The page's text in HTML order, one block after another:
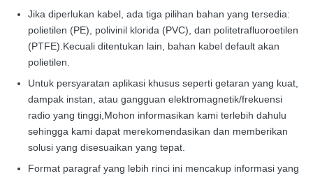
Jika diperlukan kabel, ada tiga pilihan bahan yang tersedia:
polietilen (PE), polivinil klorida (PVC), dan politetrafluoroetilen
(PTFE).Kecuali ditentukan lain, bahan kabel default akan
polietilen.
Untuk persyaratan aplikasi khusus seperti getaran yang kuat,
dampak instan, atau gangguan elektromagnetik/frekuensi
radio yang tinggi,Mohon informasikan kami terlebih dahulu
sehingga kami dapat merekomendasikan dan memberikan
solusi yang disesuaikan yang tepat.
Format paragraf yang lebih rinci ini mencakup informasi yang